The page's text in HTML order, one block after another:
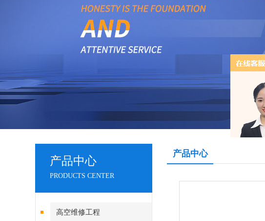
产品中心
PRODUCTS CENTER
高空维修工程
产品中心